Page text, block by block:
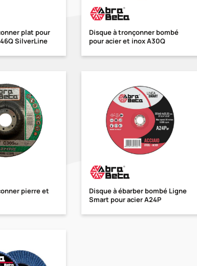
plat pour
SilverLine
Disque à tronçonner bombé
pour acier et inox A30Q
pierre et
Disque à ébarber bombé Ligne
Smart pour acier A24P